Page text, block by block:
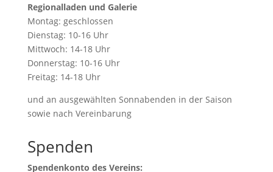
Regionalladen und Galerie
Montag: geschlossen
Dienstag: 10-16 Uhr
Mittwoch: 14-18 Uhr
Donnerstag: 10-16 Uhr
Freitag: 14-18 Uhr
und an ausgewählten Sonnabenden in der Saison
sowie nach Vereinbarung
Spenden
Spendenkonto des Vereins: